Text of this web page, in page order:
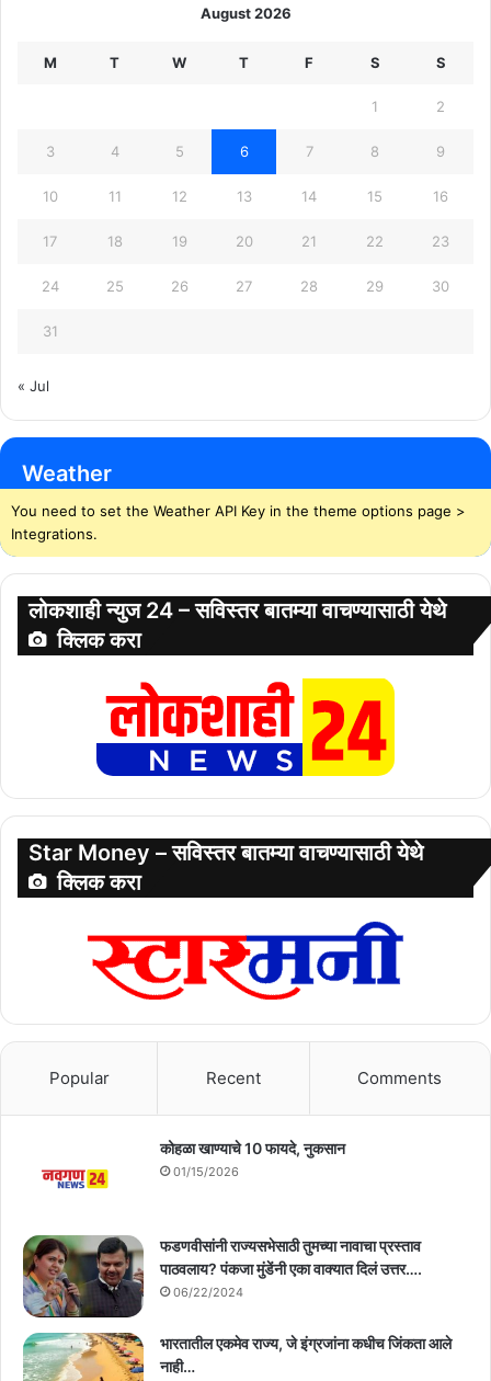
August 2026
M T W T F S S
1 2
3 4 5 6 7 8 9
10 11 12 13 14 15 16
17 18 19 20 21 22 23
24 25 26 27 28 29 30
31
« Jul
Weather
You need to set the Weather API Key in the theme options page >
Integrations.
लोकशाही न्युज 24 – सविस्तर बातम्या वाचण्यासाठी येथे
क्लिक करा
Star Money – सविस्तर बातम्या वाचण्यासाठी येथे
क्लिक करा
Popular Recent Comments
कोहळा खाण्याचे 10 फायदे, नुकसान
01/15/2026
फडणवीसांनी राज्यसभेसाठी तुमच्या नावाचा प्रस्ताव
पाठवलाय? पंकजा मुंडेंनी एका वाक्यात दिलं उत्तर….
06/22/2024
भारतातील एकमेव राज्य, जे इंग्रजांना कधीच जिंकता आले
नाही…